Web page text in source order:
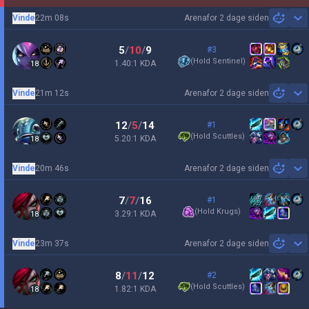
Arenafor 2 dage siden
Vinde22m 08s
18
5/10/9
1.40:1 KDA
#3
(Hold Sentinel)
Arenafor 2 dage siden
Vinde21m 12s
18
12/5/14
5.20:1 KDA
#1
(Hold Scuttles)
Arenafor 2 dage siden
Vinde20m 46s
18
7/7/16
3.29:1 KDA
#1
(Hold Krugs)
Arenafor 2 dage siden
Vinde23m 37s
18
8/11/12
1.82:1 KDA
#2
(Hold Scuttles)